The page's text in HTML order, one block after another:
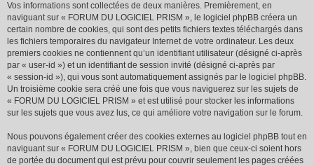
Vos informations sont collectées de deux manières. Premièrement, en
naviguant sur « FORUM DU LOGICIEL PRISM », le logiciel phpBB créera un
certain nombre de cookies, qui sont des petits fichiers textes téléchargés dans
les fichiers temporaires du navigateur Internet de votre ordinateur. Les deux
premiers cookies ne contiennent qu’un identifiant utilisateur (désigné ci-après
par « user-id ») et un identifiant de session invité (désigné ci-après par
« session-id »), qui vous sont automatiquement assignés par le logiciel phpBB.
Un troisième cookie sera créé une fois que vous naviguerez sur les sujets de
« FORUM DU LOGICIEL PRISM » et est utilisé pour stocker les informations
sur les sujets que vous avez lus, ce qui améliore votre navigation sur le forum.
Nous pouvons également créer des cookies externes au logiciel phpBB tout en
naviguant sur « FORUM DU LOGICIEL PRISM », bien que ceux-ci soient hors
de portée du document qui est prévu pour couvrir seulement les pages créées